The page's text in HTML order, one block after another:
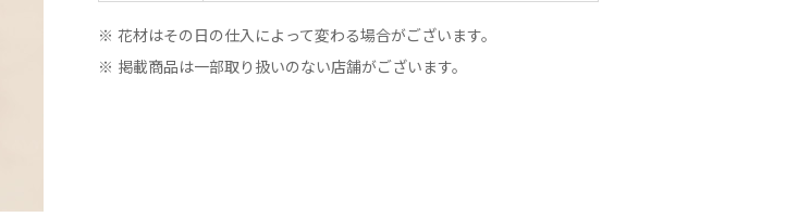
※ 花材はその日の仕入によって変わる場合がございます。
※ 掲載商品は一部取り扱いのない店舗がございます。